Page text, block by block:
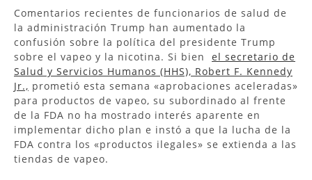
Comentarios recientes de funcionarios de salud de
la administración Trump han aumentado la
confusión sobre la política del presidente Trump
sobre el vapeo y la nicotina. Si bien el secretario de
Salud y Servicios Humanos (HHS), Robert F. Kennedy
Jr., prometió esta semana «aprobaciones aceleradas»
para productos de vapeo, su subordinado al frente
de la FDA no ha mostrado interés aparente en
implementar dicho plan e instó a que la lucha de la
FDA contra los «productos ilegales» se extienda a las
tiendas de vapeo.